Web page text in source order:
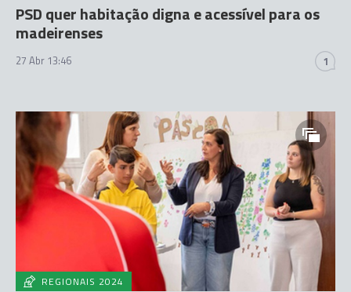
PSD quer habitação digna e acessível para os
madeirenses
27 Abr 13:46 1
REGIONAIS 2024